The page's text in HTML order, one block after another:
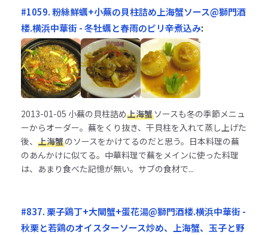
#1059. 粉絲鮮蠣+小蕪の貝柱詰め上海蟹ソース@獅門酒
楼.横浜中華街 - 冬牡蠣と春雨のピリ辛煮込み:
2013-01-05 小蕪の貝柱詰め上海蟹ソースも冬の季節メニュ
ーからオーダー。蕪をくり抜き、干貝柱を入れて蒸し上げた
後、 上海蟹のソースをかけてるのだと思う。日本料理の蕪
のあんかけに似てる。中華料理で蕪をメインに使った料理
は、あまり食べた記憶が無い。サブの食材で...
#837. 栗子鶏丁+大閘蟹+蛋花湯@獅門酒楼.横浜中華街 -
秋栗と若鶏のオイスターソース炒め、上海蟹、玉子と野